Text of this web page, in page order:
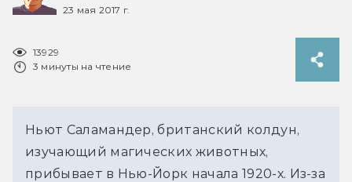
23 мая 2017 г.
13929
3 минуты на чтение
Ньют Саламандер, британский колдун,
изучающий магических животных,
прибывает в Нью-Йорк начала 1920-х. Из-за